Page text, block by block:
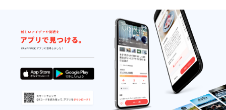
も、再送費
用をご負担
いただきま
す。入力内
容にお間違
いがないよ
うご注意く
ださい。